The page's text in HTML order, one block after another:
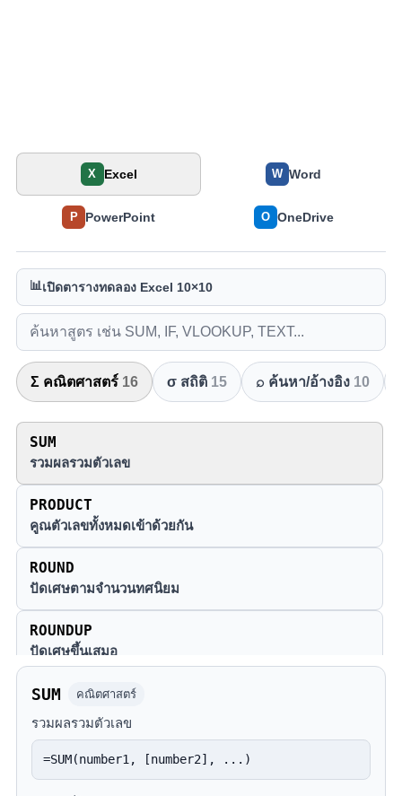
X Excel W Word
P PowerPoint O OneDrive
📊เปิดตารางทดลอง Excel 10×10
Σ คณิตศาสตร์ 16 σ สถิติ 15 ⌕ ค้นหา/อ้างอิง 10
SUM
รวมผลรวมตัวเลข
PRODUCT
คูณตัวเลขทั้งหมดเข้าด้วยกัน
ROUND
ปัดเศษตามจำนวนทศนิยม
ROUNDUP
ปัดเศษขึ้นเสมอ
ROUNDDOWN
ปัดเศษลงเสมอ
ABS
ค่าสัมบูรณ์ (บวกเสมอ)
SUM คณิตศาสตร์
รวมผลรวมตัวเลข
=SUM(number1, [number2], ...)